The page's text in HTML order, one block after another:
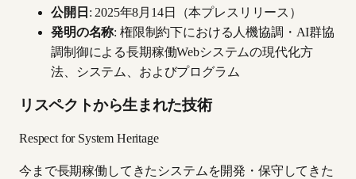
公開日 : 2025年8月14日（本プレスリリース）
発明の名称: 権限制約下における人機協調・AI群協
調制御による長期稼働Webシステムの現代化方
法、システム、およびプログラム
リスペクトから生まれた技術
Respect for System Heritage
今まで長期稼働してきたシステムを開発・保守してきた